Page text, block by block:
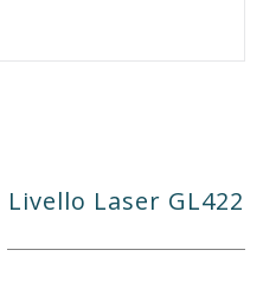
Livello Laser GL422